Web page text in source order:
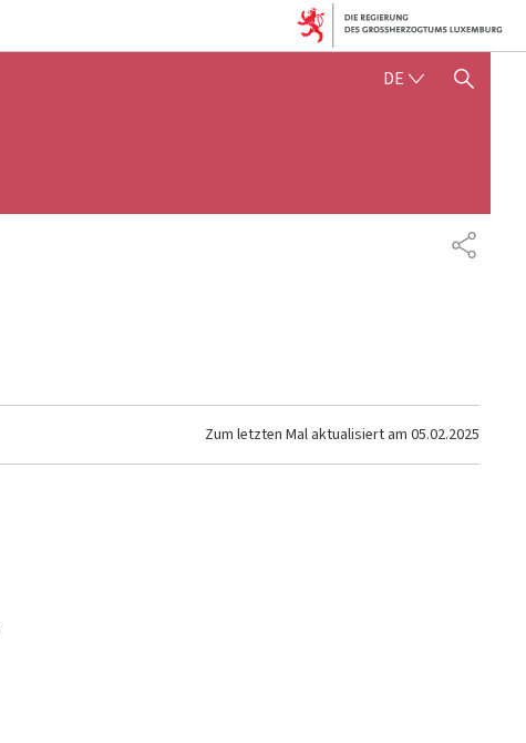
DE DEUTSCH
SUCHFLED ANZEIGEN /
TEILEN
Zum letzten Mal aktualisiert am 05.02.2025